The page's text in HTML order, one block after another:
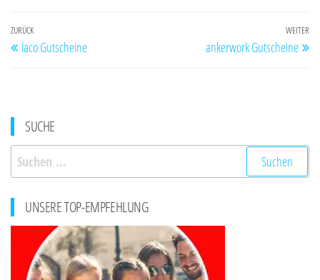
Beitragsnavigation
Vorheriger
Beitrag
ZURÜCK
laco Gutscheine
WEITER
ankerwork Gutscheine
SUCHE
Suchen
nach:
UNSERE TOP-EMPFEHLUNG